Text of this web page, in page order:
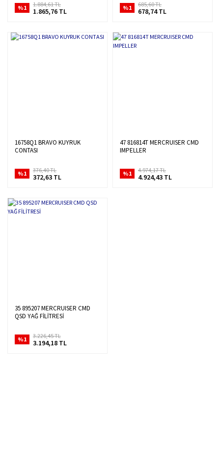
%1 1.884,61 TL
1.865,76 TL %1 685,60 TL
678,74 TL
16758Q1 BRAVO KUYRUK
CONTASI
%1 376,40 TL
372,63 TL
47 816814T MERCRUISER CMD
IMPELLER
%1 4.974,17 TL
4.924,43 TL
35 895207 MERCRUISER CMD
QSD YAĞ FİLİTRESİ
%1 3.226,45 TL
3.194,18 TL